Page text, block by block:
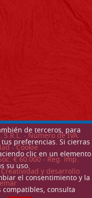
de terceros, para
preferencias. Si cierras
clic en un elemento
su uso.
el consentimiento y la
consulta
- Número de IVA:
-Cookie
€ 60.000 - Reg. imp.
Creatividad y desarrollo